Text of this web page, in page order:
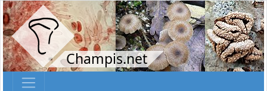
Champis.net